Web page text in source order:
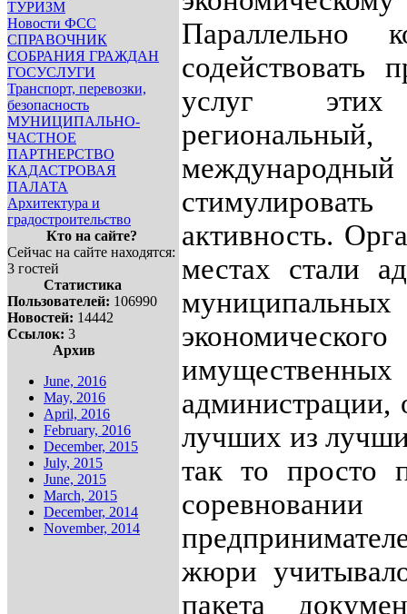
ТУРИЗМ
Новости ФСС
СПРАВОЧНИК
СОБРАНИЯ ГРАЖДАН
ГОСУСЛУГИ
Транспорт, перевозки,
безопасность
МУНИЦИПАЛЬНО-
ЧАСТНОЕ
ПАРТНЕРСТВО
КАДАСТРОВАЯ
ПАЛАТА
Архитектура и
градостроительство
Кто на сайте?
Сейчас на сайте находятся:
3 гостей
Статистика
Пользователей: 106990
Новостей: 14442
Ссылок: 3
Архив
June, 2016
May, 2016
April, 2016
February, 2016
December, 2015
July, 2015
June, 2015
March, 2015
December, 2014
November, 2014
Параллельно
содействовать
услуг
активность.
местах стали
администрации,
лучших из
так то просто
жюри
пакета